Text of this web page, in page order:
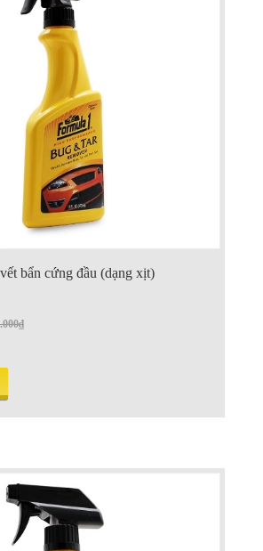
bẩn cứng đầu (dạng xịt)